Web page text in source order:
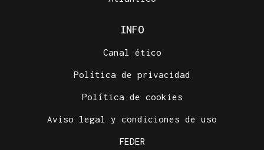
INFO
Canal ético
Política de privacidad
Política de cookies
Aviso legal y condiciones de uso
FEDER